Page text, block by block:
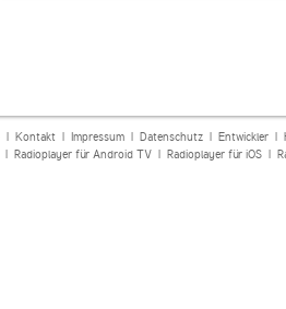
| Kontakt| Impressum| Datenschutz| Entwickler|
Radioplayer für Android TV| Radioplayer für iOS|